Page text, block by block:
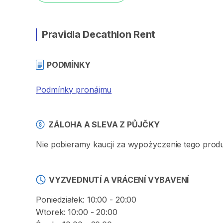
Pravidla Decathlon Rent
PODMÍNKY
Podmínky pronájmu
ZÁLOHA A SLEVA Z PŮJČKY
Nie pobieramy kaucji za wypożyczenie tego
VYZVEDNUTÍ A VRÁCENÍ VYBAVENÍ
Poniedziałek: 10:00 - 20:00
Wtorek: 10:00 - 20:00